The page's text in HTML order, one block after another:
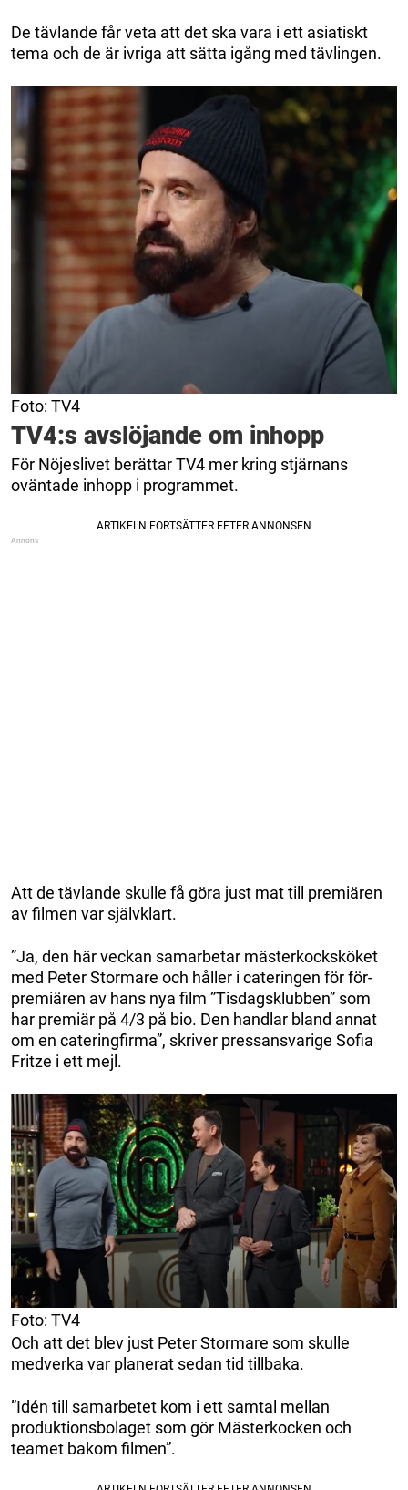
De tävlande får veta att det ska vara i ett asiatiskt
tema och de är ivriga att sätta igång med tävlingen.
Foto: TV4
TV4:s avslöjande om inhopp
För Nöjeslivet berättar TV4 mer kring stjärnans
oväntade inhopp i programmet.
Att de tävlande skulle få göra just mat till premiären
av filmen var självklart.
”Ja, den här veckan samarbetar mästerkocksköket
med Peter Stormare och håller i cateringen för för-
premiären av hans nya film ”Tisdagsklubben” som
har premiär på 4/3 på bio. Den handlar bland annat
om en cateringfirma”, skriver pressansvarige Sofia
Fritze i ett mejl.
Foto: TV4
Och att det blev just Peter Stormare som skulle
medverka var planerat sedan tid tillbaka.
”Idén till samarbetet kom i ett samtal mellan
produktionsbolaget som gör Mästerkocken och
teamet bakom filmen”.